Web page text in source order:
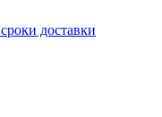
доставки